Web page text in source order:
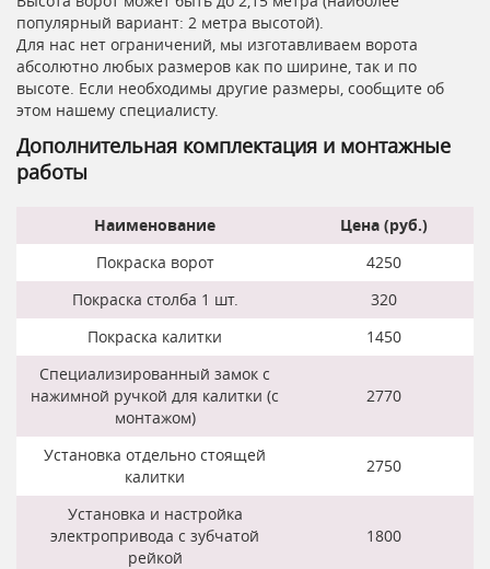
популярный вариант: 2 метра высотой).
Для нас нет ограничений, мы изготавливаем ворота
абсолютно любых размеров как по ширине, так и по
высоте. Если необходимы другие размеры, сообщите об
этом нашему специалисту.
Дополнительная комплектация и монтажные
работы
Наименование
Цена (руб.)
Покраска ворот
4250
Покраска столба 1 шт.
320
Покраска калитки
1450
Специализированный замок с
нажимной ручкой для калитки (с
монтажом)
2770
Установка отдельно стоящей
калитки
2750
Установка и настройка
электропривода с зубчатой
рейкой
1800